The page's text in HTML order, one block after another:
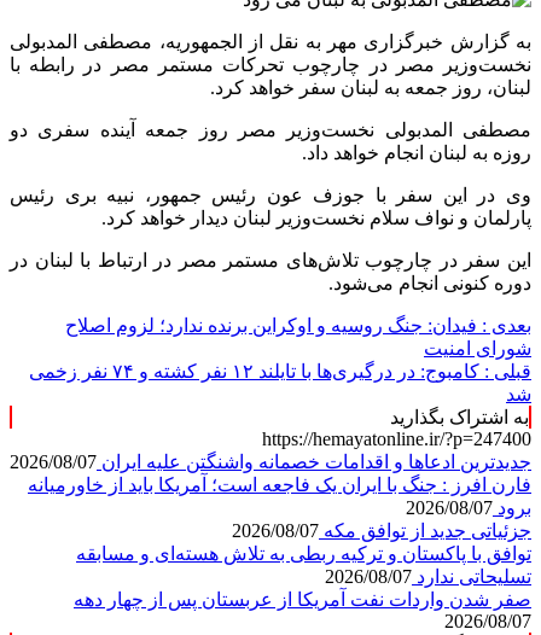
به گزارش خبرگزاری مهر به نقل از الجمهوریه، مصطفی المدبولی
نخست‌وزیر مصر در چارچوب تحرکات مستمر مصر در رابطه با
لبنان، روز جمعه به لبنان سفر خواهد کرد.
مصطفی المدبولی نخست‌وزیر مصر روز جمعه آینده سفری دو
روزه به لبنان انجام خواهد داد.
وی در این سفر با جوزف عون رئیس جمهور، نبیه بری رئیس
پارلمان و نواف سلام نخست‌وزیر لبنان دیدار خواهد کرد.
این سفر در چارچوب تلاش‌های مستمر مصر در ارتباط با لبنان در
دوره کنونی انجام می‌شود.
بعدی : فیدان: جنگ روسیه و اوکراین برنده ندارد؛ لزوم اصلاح
شورای امنیت
قبلی :
کامبوج: در درگیری‌ها با تایلند ۱۲ نفر کشته و ۷۴ نفر زخمی
شد
به اشتراک بگذارید
https://hemayatonline.ir/?p=247400
جدیدترین ادعاها و اقدامات خصمانه واشنگتن علیه ایران 2026/08/07
فارن افرز : جنگ با ایران یک فاجعه است؛ آمریکا باید از خاورمیانه
برود 2026/08/07
جزئیاتی جدید از توافق مکه 2026/08/07
توافق با پاکستان و ترکیه ربطی به تلاش هسته‌ای و مسابقه
تسلیحاتی ندارد 2026/08/07
صفر شدن واردات نفت آمریکا از عربستان پس از چهار دهه
2026/08/07